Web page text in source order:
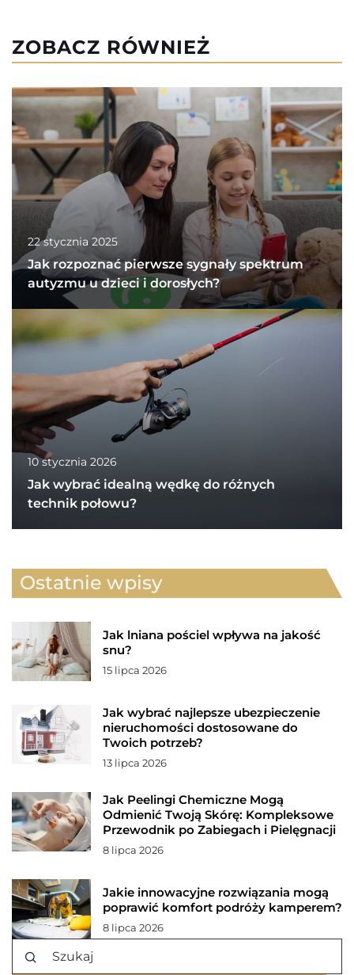
ZOBACZ RÓWNIEŻ
22 stycznia 2025
Jak rozpoznać pierwsze sygnały spektrum
autyzmu u dzieci i dorosłych?
10 stycznia 2026
Jak wybrać idealną wędkę do różnych
technik połowu?
Ostatnie wpisy
Jak lniana pościel wpływa na jakość
snu?
15 lipca 2026
Jak wybrać najlepsze ubezpieczenie
nieruchomości dostosowane do
Twoich potrzeb?
13 lipca 2026
Jak Peelingi Chemiczne Mogą
Odmienić Twoją Skórę: Kompleksowe
Przewodnik po Zabiegach i Pielęgnacji
8 lipca 2026
Jakie innowacyjne rozwiązania mogą
poprawić komfort podróży kamperem?
8 lipca 2026